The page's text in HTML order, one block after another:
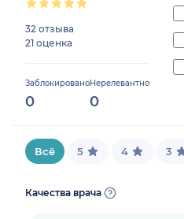
32 отзыва
21 оценка
Заблокировано
0
Нерелевантно
0
0%
1.8867924528301887%
progress:
0%
Всё 5 4 3
Качества врача